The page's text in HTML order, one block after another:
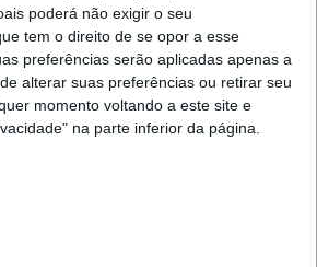
poderá não exigir o seu
tem o direito de se opor a esse
preferências serão aplicadas apenas a
alterar suas preferências ou retirar seu
momento voltando a este site e
na parte inferior da página.
reúne grupos nacionais e